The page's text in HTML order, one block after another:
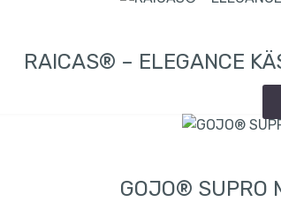
RAICAS® – ELEGANCE
GOJO® SUPRO